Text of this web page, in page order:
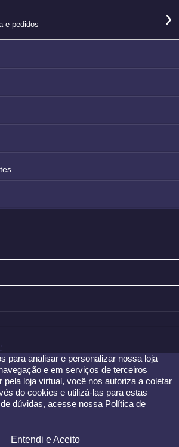
e pedidos
para analisar e personalizar nossa loja
e em serviços de terceiros
pela loja virtual, você nos autoriza a coletar
do cookies e utilizá-las para estas
dúvidas, acesse nossa Política de
Entendi e Aceito